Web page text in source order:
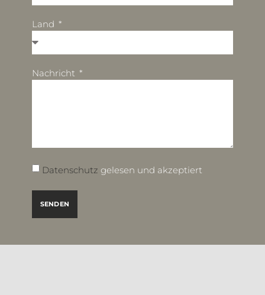
Land
Nachricht
Datenschutz gelesen und akzeptiert
SENDEN